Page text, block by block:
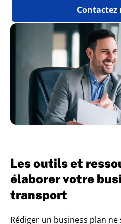
Contactez
Les outils et
élaborer votre
transport
Rédiger un business plan